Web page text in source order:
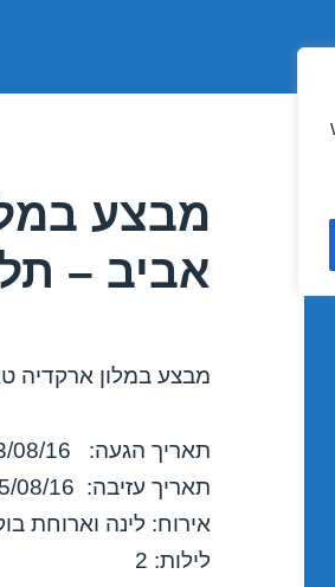
מבצע
אביב – תל אביב
מבצע במלון ארקדיה
תאריך הגעה: 03/08/16
תאריך עזיבה: 05/08/16
אירוח: לינה וארוחת
לילות: 2